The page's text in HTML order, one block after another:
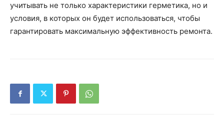
учитывать не только характеристики герметика, но и
условия, в которых он будет использоваться, чтобы
гарантировать максимальную эффективность ремонта.